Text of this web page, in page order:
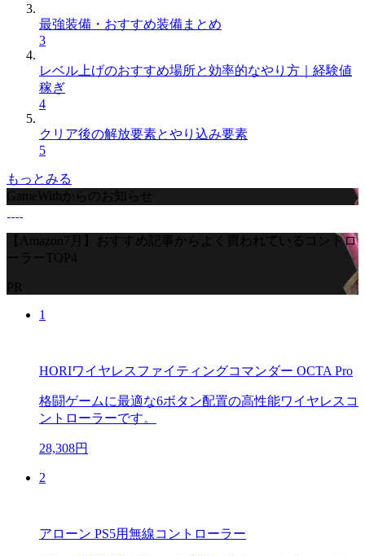
最強装備・おすすめ装備まとめ
3
レベル上げのおすすめ場所と効率的なやり方｜経験値
稼ぎ
4
クリア後の解放要素とやり込み要素
5
もっとみる
GameWithからのお知らせ
【Amazon7月】おすすめ記事からよく買われているコントロ
ーラーTOP4
PR
1
HORIワイヤレスファイティングコマンダー OCTA Pro
格闘ゲームに最適な6ボタン配置の高性能ワイヤレスコ
ントローラーです。
28,308円
2
アローン PS5用無線コントローラー